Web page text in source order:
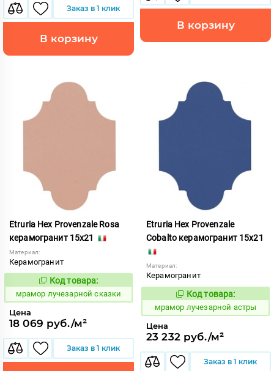
Заказ в 1 клик
В корзину
В корзину
Etruria Hex Provenzale Rosa
керамогранит 15x21
Материал:
Керамогранит
1073465
Код товара:
мрамор лучезарной сказки
Цена
18 069 руб./м²
Заказ в 1 клик
Etruria Hex Provenzale
Cobalto керамогранит 15x21
Материал:
Керамогранит
1073456
Код товара:
мрамор лучезарной астры
Цена
23 232 руб./м²
Заказ в 1 клик